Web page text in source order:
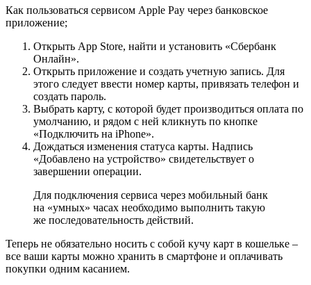
Как пользоваться сервисом Apple Pay через банковское
приложение;
Открыть App Store, найти и установить «Сбербанк
Онлайн».
Открыть приложение и создать учетную запись. Для
этого следует ввести номер карты, привязать телефон и
создать пароль.
Выбрать карту, с которой будет производиться оплата по
умолчанию, и рядом с ней кликнуть по кнопке
«Подключить на iPhone».
Дождаться изменения статуса карты. Надпись
«Добавлено на устройство» свидетельствует о
завершении операции.
Для подключения сервиса через мобильный банк
на «умных» часах необходимо выполнить такую
же последовательность действий.
Теперь не обязательно носить с собой кучу карт в кошельке –
все ваши карты можно хранить в смартфоне и оплачивать
покупки одним касанием.